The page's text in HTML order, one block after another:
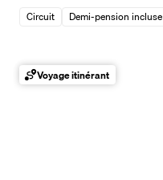
Circuit
Demi-pension incluse
Voyage itinérant